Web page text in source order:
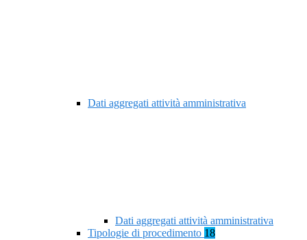
Dati aggregati attività amministrativa
Dati aggregati attività amministrativa
Tipologie di procedimento 18